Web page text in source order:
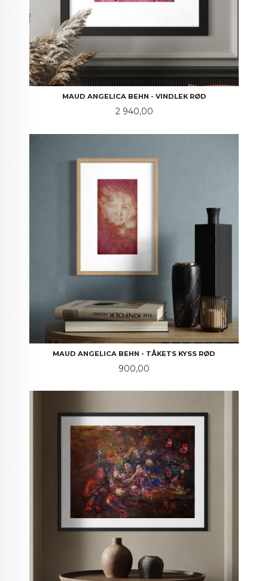
MAUD ANGELICA BEHN - VINDLEK RØD
Pris
2 940,00
MAUD ANGELICA BEHN - TÅKETS KYSS RØD
Pris
900,00